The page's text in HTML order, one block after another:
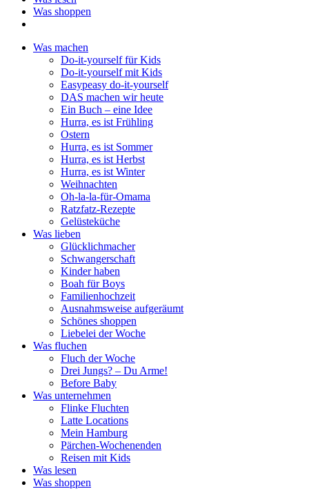
Was shoppen
Was machen
Do-it-yourself für Kids
Do-it-yourself mit Kids
Easypeasy do-it-yourself
DAS machen wir heute
Ein Buch – eine Idee
Hurra, es ist Frühling
Ostern
Hurra, es ist Sommer
Hurra, es ist Herbst
Hurra, es ist Winter
Weihnachten
Oh-la-la-für-Omama
Ratzfatz-Rezepte
Gelüsteküche
Was lieben
Glücklichmacher
Schwangerschaft
Kinder haben
Boah für Boys
Familienhochzeit
Ausnahmsweise aufgeräumt
Schönes shoppen
Liebelei der Woche
Was fluchen
Fluch der Woche
Drei Jungs? – Du Arme!
Before Baby
Was unternehmen
Flinke Fluchten
Latte Locations
Mein Hamburg
Pärchen-Wochenenden
Reisen mit Kids
Was lesen
Was shoppen